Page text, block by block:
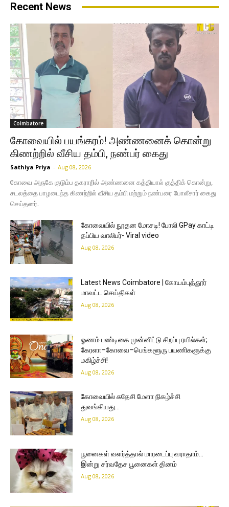
Recent News
Coimbatore
கோவையில் பயங்கரம்! அண்ணனைக் கொன்று
கிணற்றில் வீசிய தம்பி, நண்பர் கைது
Sathiya Priya - Aug 08, 2026
கோவை அருகே குடும்ப தகராறில் அண்ணனை கத்தியால் குத்திக் கொன்று,
சடலத்தை பாழடைந்த கிணற்றில் வீசிய தம்பி மற்றும் நண்பரை போலீசார் கைது
செய்தனர்.
கோவையில் நூதன மோசடி! போலி GPay காட்டி
தப்பிய வாலிபர்- Viral video
Aug 08, 2026
Latest News Coimbatore | கோயம்புத்தூர்
மாவட்ட செய்திகள்
Aug 08, 2026
ஓணம் பண்டிகை முன்னிட்டு சிறப்பு ரயில்கள்;
கேரளா–கோவை–பெங்களூரு பயணிகளுக்கு
மகிழ்ச்சி!
Aug 08, 2026
கோவையில் சுதேசி மேளா நிகழ்ச்சி
துவங்கியது…
Aug 08, 2026
பூனைகள் வளர்த்தால் மாரடைப்பு வராதாம்…
இன்று சர்வதேச பூனைகள் தினம்
Aug 08, 2026